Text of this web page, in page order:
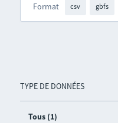
TYPE DE DONNÉES
Tous (1)
Format csv gbfs